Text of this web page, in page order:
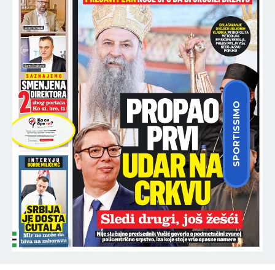
SPORTISSIMO